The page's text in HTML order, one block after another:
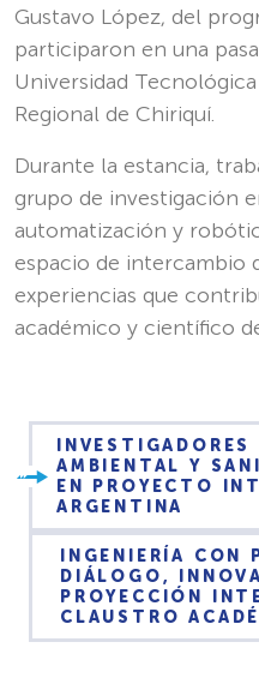
Gustavo López, del
participaron en una
Universidad
Regional de Chiriquí.
Durante la estancia,
grupo de investigación
automatización y
espacio de intercambio
experiencias que
académico y científico
INVESTIGADORES
AMBIENTAL Y
EN PROYECTO
ARGENTINA
INGENIERÍA CON
DIÁLOGO,
PROYECCIÓN
CLAUSTRO